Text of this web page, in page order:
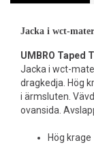
Jacka i wct-
UMBRO Taped
Jacka i wct-
dragkedja. Hög
i ärmsluten.
ovansida.
Hög krage